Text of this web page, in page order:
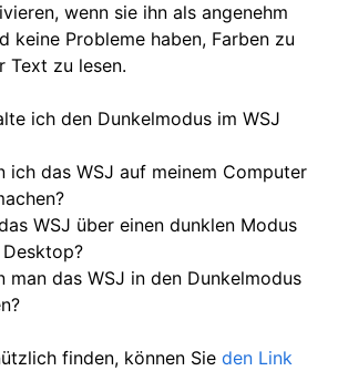
wenn sie ihn als angenehm
keine Probleme haben, Farben zu
Text zu lesen.
ich den Dunkelmodus im WSJ
ich das WSJ auf meinem Computer
WSJ über einen dunklen Modus
man das WSJ in den Dunkelmodus
finden, können Sie den Link